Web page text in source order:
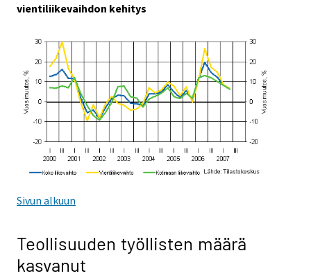
vientiliikevaihdon kehitys
Sivun alkuun
Teollisuuden työllisten määrä
kasvanut